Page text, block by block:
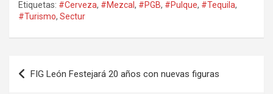
Etiquetas: #Cerveza, #Mezcal, #PGB, #Pulque, #Tequila,
#Turismo, Sectur
Navegación
de
FIG León Festejará 20 años con nuevas figuras